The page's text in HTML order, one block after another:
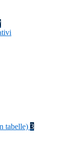
tabelle) 3